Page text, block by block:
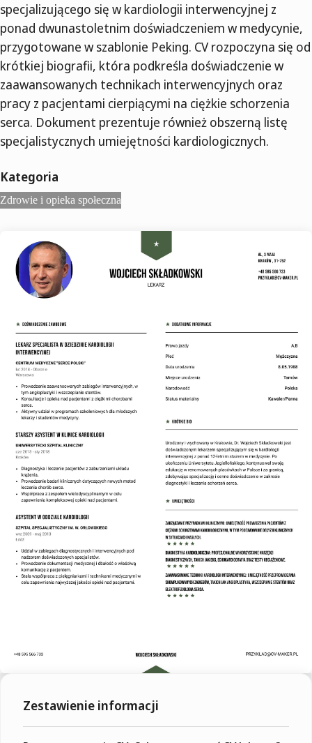
specjalizującego się w kardiologii interwencyjnej z
ponad dwunastoletnim doświadczeniem w medycynie,
przygotowane w szablonie Peking. CV rozpoczyna się od
krótkiej biografii, która podkreśla doświadczenie w
zaawansowanych technikach interwencyjnych oraz
pracy z pacjentami cierpiącymi na ciężkie schorzenia
serca. Dokument prezentuje również obszerną listę
specjalistycznych umiejętności kardiologicznych.
Kategoria
Zdrowie i opieka społeczna
Zestawienie informacji